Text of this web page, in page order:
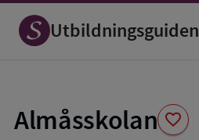
Utbildningsguiden
Almåsskolan favorite
Spara
som
favorit